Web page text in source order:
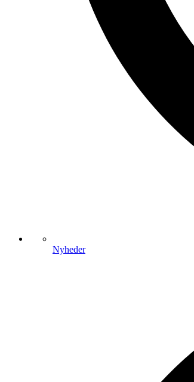
Nyheder